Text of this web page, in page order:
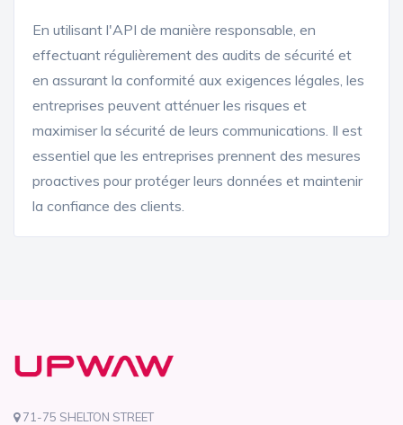
En utilisant l'API de manière responsable, en
effectuant régulièrement des audits de sécurité et
en assurant la conformité aux exigences légales, les
entreprises peuvent atténuer les risques et
maximiser la sécurité de leurs communications. Il est
essentiel que les entreprises prennent des mesures
proactives pour protéger leurs données et maintenir
la confiance des clients.
71-75 SHELTON STREET